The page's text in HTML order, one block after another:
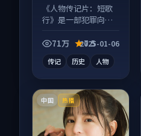
《人物传记片：短歌
行》是一部犯罪向电
为内核，情感戏份扎
71万 7.5
2025-01-06
传记 历史 人物
中国 热播